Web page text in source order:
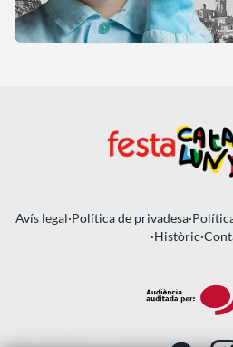
Avís legal·Política de privadesa·
·Històric·